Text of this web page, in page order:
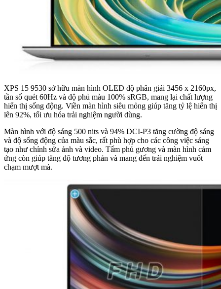
XPS 15 9530 sở hữu màn hình OLED độ phân giải 3456 x 2160px,
tần số quét 60Hz và độ phủ màu 100% sRGB, mang lại chất lượng
hiển thị sống động. Viền màn hình siêu mỏng giúp tăng tỷ lệ hiển thị
lên 92%, tối ưu hóa trải nghiệm người dùng.
Màn hình với độ sáng 500 nits và 94% DCI-P3 tăng cường độ sáng
và độ sống động của màu sắc, rất phù hợp cho các công việc sáng
tạo như chỉnh sửa ảnh và video. Tấm phủ gương và màn hình cảm
ứng còn giúp tăng độ tương phản và mang đến trải nghiệm vuốt
chạm mượt mà.